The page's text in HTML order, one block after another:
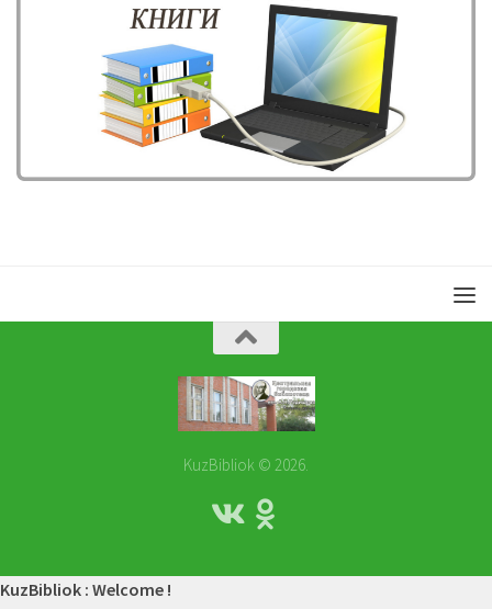
KuzBibliok © 2026.
KuzBibliok : Welcome !